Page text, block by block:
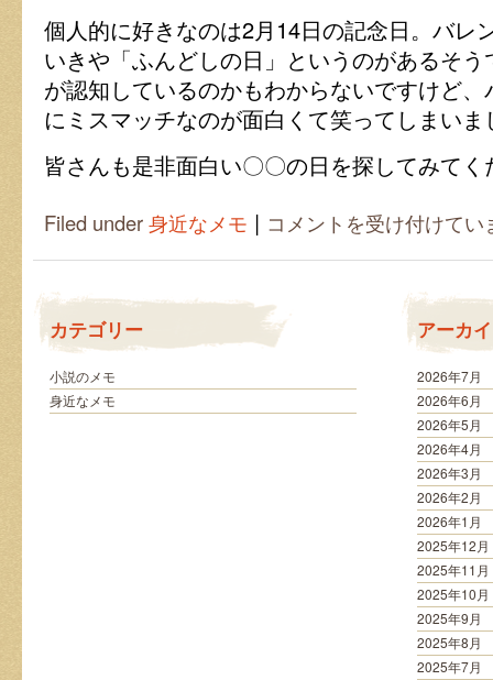
個人的に好きなのは2月14日の記念日。バレ
いきや「ふんどしの日」というのがあるそ
が認知しているのかもわからないですけど
にミスマッチなのが面白くて笑ってしまいま
皆さんも是非面白い〇〇の日を探してみてく
Filed under身近なメモ |
〇
〇
コメントを受け付けてい
カテゴリー
小説のメモ
身近なメモ
アーカ
2026年7月
2026年6月
2026年5月
2026年4月
2026年3月
2026年2月
2026年1月
2025年12月
2025年11月
2025年10月
2025年9月
2025年8月
2025年7月